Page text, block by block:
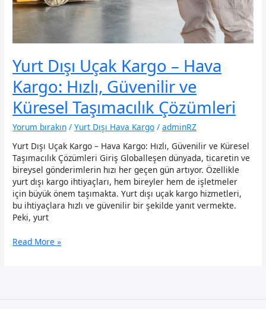
Yurt Dışı Uçak Kargo – Hava
Kargo: Hızlı, Güvenilir ve
Küresel Taşımacılık Çözümleri
Yorum bırakın /Yurt Dışı Hava Kargo /adminRZ
Yurt Dışı Uçak Kargo – Hava Kargo: Hızlı, Güvenilir ve Küresel
Taşımacılık Çözümleri Giriş Globalleşen dünyada, ticaretin ve
bireysel gönderimlerin hızı her geçen gün artıyor. Özellikle
yurt dışı kargo ihtiyaçları, hem bireyler hem de işletmeler
için büyük önem taşımakta. Yurt dışı uçak kargo hizmetleri,
bu ihtiyaçlara hızlı ve güvenilir bir şekilde yanıt vermekte.
Peki, yurt
Yurt
Read More »